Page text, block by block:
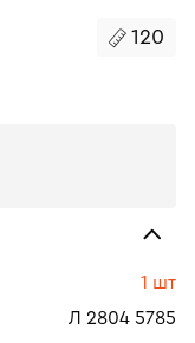
120
1 шт
Л 2804 5785